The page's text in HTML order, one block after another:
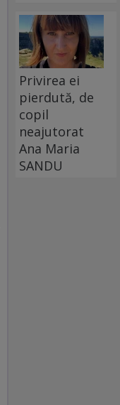
Privirea ei
pierdută, de
copil
neajutorat
Ana Maria
SANDU